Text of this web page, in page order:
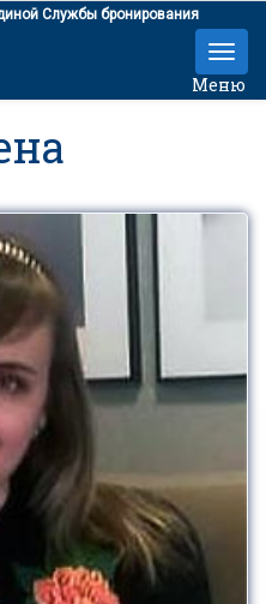
Службы бронирования
Меню